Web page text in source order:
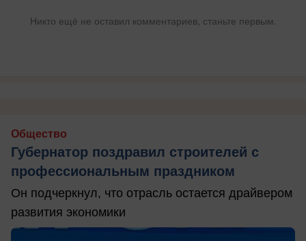
Никто ещё не оставил комментариев, станьте первым.
Общество
Губернатор поздравил строителей с
профессиональным праздником
Он подчеркнул, что отрасль остается драйвером
развития экономики